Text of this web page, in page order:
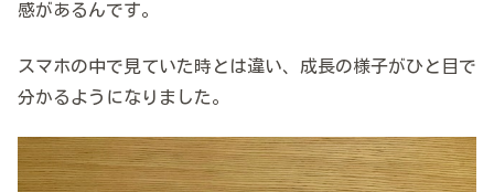
感があるんです。
スマホの中で見ていた時とは違い、成長の様子がひと目で
分かるようになりました。